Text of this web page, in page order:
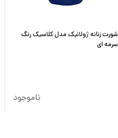
شورت زنانه ژولانیک مدل کلاسیک رنگ
سرمه ای
ناموجود